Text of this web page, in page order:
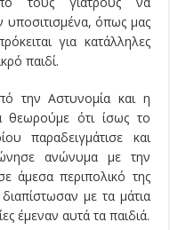
υποσιτισμένα, όπως μας
για κατάλληλες
παιδί.
την Αστυνομία και η
θεωρούμε ότι ίσως το
παραδειγμάτισε και
ανώνυμα με την
άμεσα περιπολικό της
με τα μάτια
έμεναν αυτά τα παιδιά.